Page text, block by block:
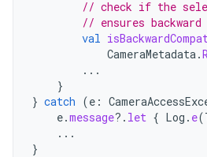
// check if the
// ensures
val
CameraMetadata.
...
}
} catch (e :
e.message?. let { Log . e(
...
}